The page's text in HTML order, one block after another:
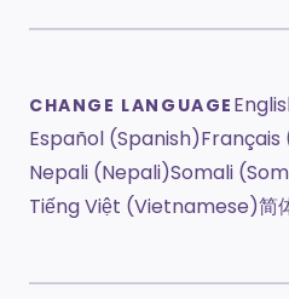
CHANGE LANGUAGE
Español (Spanish)
Nepali (Nepali)Somali
Tiếng Việt (Vietnamese)简